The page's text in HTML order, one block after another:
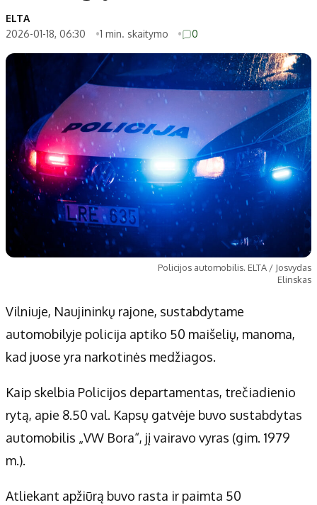
ELTA
2026-01-18, 06:30
1 min. skaitymo 0
Policijos automobilis. ELTA / Josvydas
Elinskas
Vilniuje, Naujininkų rajone, sustabdytame
automobilyje policija aptiko 50 maišelių, manoma,
kad juose yra narkotinės medžiagos.
Kaip skelbia Policijos departamentas, trečiadienio
rytą, apie 8.50 val. Kapsų gatvėje buvo sustabdytas
automobilis „VW Bora“, jį vairavo vyras (gim. 1979
m.).
Atliekant apžiūrą buvo rasta ir paimta 50